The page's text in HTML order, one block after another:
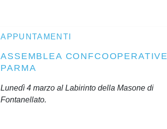
APPUNTAMENTI
ASSEMBLEA CONFCOOPERATIVE
PARMA
Lunedì 4 marzo al Labirinto della Masone di
Fontanellato.